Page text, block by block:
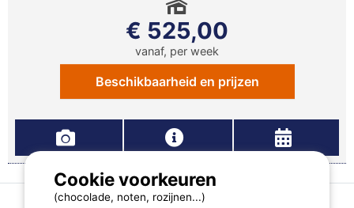
€ 525,00
vanaf, per week
Beschikbaarheid en prijzen
Cookie voorkeuren
(chocolade, noten, rozijnen...)